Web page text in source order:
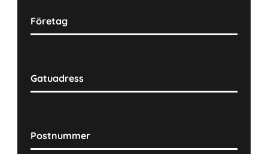
Företag
Gatuadress
Postnummer